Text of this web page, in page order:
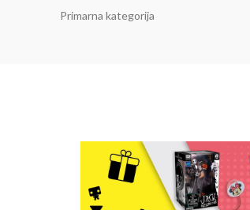
Primarna kategorija